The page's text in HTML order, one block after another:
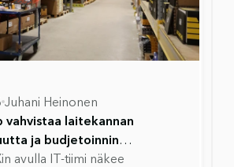
Juhani Heinonen
vahvistaa laitekannan
ja budjetoinnin
SavannaXilla
avulla IT-tiimi näkee